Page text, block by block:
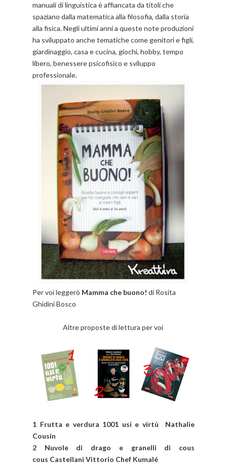
manuali di linguistica è affiancata da titoli che
spaziano dalla matematica alla filosofia, dalla storia
alla fisica.Negli ultimi anni a queste note produzioni
ha sviluppato anche tematiche come genitori e figli,
giardinaggio, casa e cucina, giochi, hobby, tempo
libero, benessere psicofisico e sviluppo
professionale.
Per voi leggerò Mamma che buono! di Rosita
Ghidini Bosco
Altre proposte di lettura per voi
1 Frutta e verdura 1001 usi e virtù Nathalie
Cousin
2 Nuvole di drago e granelli di cous
cous Castellani Vittorio Chef Kumalé